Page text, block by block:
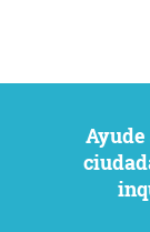
Ayude a fortalecer la participación